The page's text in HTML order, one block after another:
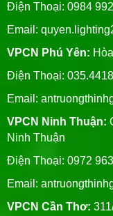
Điện Thoại: 0984
Email:
VPCN Phú Yên:
Điện Thoại:
Email:
VPCN Ninh Thuận:
Ninh Thuận
Điện Thoại: 0972
Email:
VPCN Cần Thơ: